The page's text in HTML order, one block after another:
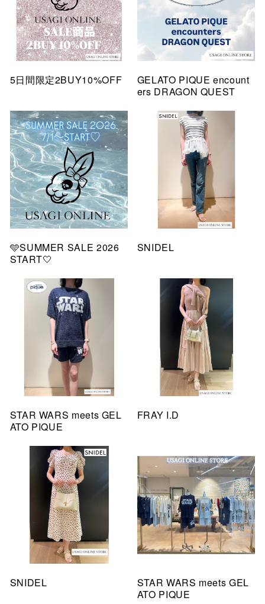
5日間限定2BUY10%OFF
GELATO PIQUE encount
ers DRAGON QUEST
🩵SUMMER SALE 2026
START🤍
SNIDEL
STAR WARS meets GEL
ATO PIQUE
FRAY I.D
SNIDEL
STAR WARS meets GEL
ATO PIQUE